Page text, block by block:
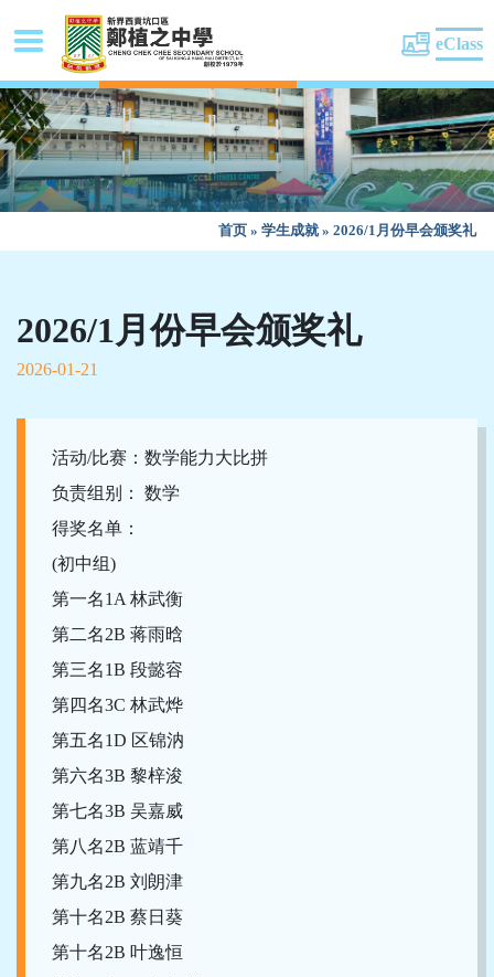
eClass
首页 » 学生成就» 2026/1月份早会颁奖礼
2026/1月份早会颁奖礼
2026-01-21
活动/比赛：数学能力大比拼
负责组别： 数学
得奖名单：
(初中组)
第一名1A 林武衡
第二名2B 蒋雨晗
第三名1B 段懿容
第四名3C 林武烨
第五名1D 区锦汭
第六名3B 黎梓浚
第七名3B 吴嘉威
第八名2B 蓝靖千
第九名2B 刘朗津
第十名2B 蔡日葵
第十名2B 叶逸恒